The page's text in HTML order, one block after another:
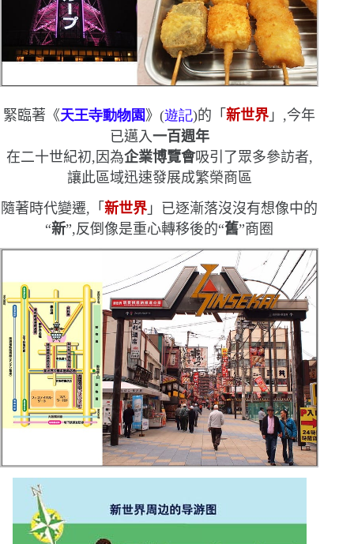
緊臨著《天王寺動物園》(遊記)的 「新世界 」,今年
已邁入一百週年
在二十世紀初,因為企業博覽會吸引了眾多參訪者,
讓此區域迅速發展成繁榮商區
隨著時代變遷,「新世界 」已逐漸落沒沒有想像中的
“新”,反倒像是重心轉移後的“舊”商圈